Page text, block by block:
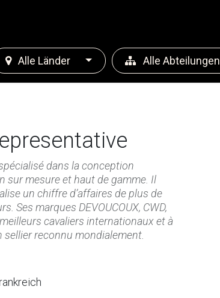
Alle Länder Alle Abteilungen
dans la conception
sur mesure et haut de gamme. Il
un chiffre d’affaires de plus de
Ses marques DEVOUCOUX, CWD,
meilleurs cavaliers internationaux et à
reconnu mondialement.